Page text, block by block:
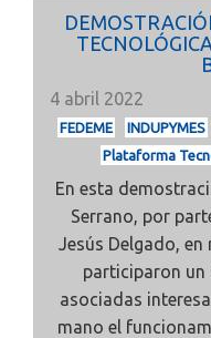
4 abril 2022
FEDEME INDUPYMES
Plataforma
En esta
Serrano, por
Jesús Delgado, en
participaron un
asociadas
mano el